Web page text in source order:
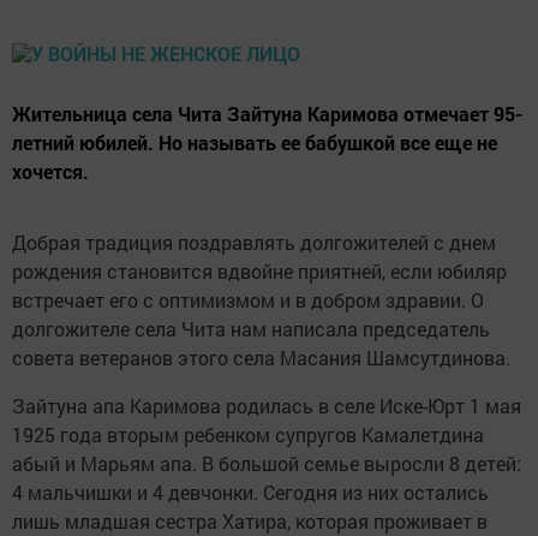
Жительница села Чита Зайтуна Каримова отмечает 95-
летний юбилей. Но называть ее бабушкой все еще не
хочется.
Добрая традиция поздравлять долгожителей с днем
рождения становится вдвойне приятней, если юбиляр
встречает его с оптимизмом и в добром здравии. О
долгожителе села Чита нам написала председатель
совета ветеранов этого села Масания Шамсутдинова.
Зайтуна апа Каримова родилась в селе Иске-Юрт 1 мая
1925 года вторым ребенком супругов Камалетдина
абый и Марьям апа. В большой семье выросли 8 детей:
4 мальчишки и 4 девчонки. Сегодня из них остались
лишь младшая сестра Хатира, которая проживает в